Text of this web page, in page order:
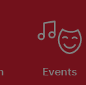
Events